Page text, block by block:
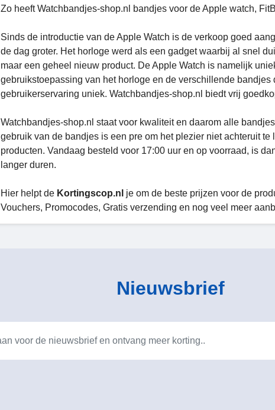
Zo heeft Watchbandjes-shop.nl bandjes voor de Apple watch,
Sinds de introductie van de Apple Watch is de verkoop goed
de dag groter. Het horloge werd als een gadget waarbij al snel
maar een geheel nieuw product. De Apple Watch is namelijk
gebruikstoepassing van het horloge en de verschillende
gebruikerservaring uniek. Watchbandjes-shop.nl biedt vrij
Watchbandjes-shop.nl staat voor kwaliteit en daarom alle
gebruik van de bandjes is een pre om het plezier niet achteruit
producten. Vandaag besteld voor 17:00 uur en op voorraad, is
langer duren.
Hier helpt de Kortingscop.nl je om de beste prijzen voor de
Vouchers, Promocodes, Gratis verzending en nog veel meer
Nieuwsbrief